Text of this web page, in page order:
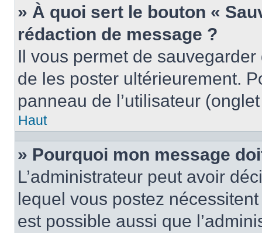
» À quoi sert le bouton «
rédaction de message ?
Il vous permet de
de les poster ultérieurement.
panneau de l’utilisateur
Haut
» Pourquoi mon message
L’administrateur peut avoir
lequel vous postez
est possible aussi que